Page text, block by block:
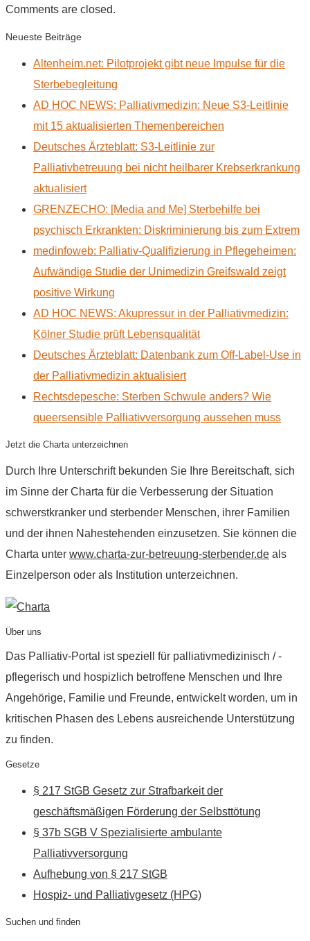
Comments are closed.
Neueste Beiträge
Altenheim.net: Pilotprojekt gibt neue Impulse für die
Sterbebegleitung
AD HOC NEWS: Palliativmedizin: Neue S3-Leitlinie
mit 15 aktualisierten Themenbereichen
Deutsches Ärzteblatt: S3-Leitlinie zur
Palliativbetreuung bei nicht heilbarer Krebserkrankung
aktualisiert
GRENZECHO: [Media and Me] Sterbehilfe bei
psychisch Erkrankten: Diskriminierung bis zum Extrem
medinfoweb: Palliativ-Qualifizierung in Pflegeheimen:
Aufwändige Studie der Unimedizin Greifswald zeigt
positive Wirkung
AD HOC NEWS: Akupressur in der Palliativmedizin:
Kölner Studie prüft Lebensqualität
Deutsches Ärzteblatt: Datenbank zum Off-Label-Use in
der Palliativmedizin aktualisiert
Rechtsdepesche: Sterben Schwule anders? Wie
queersensible Palliativversorgung aussehen muss
Jetzt die Charta unterzeichnen
Durch Ihre Unterschrift bekunden Sie Ihre Bereitschaft, sich
im Sinne der Charta für die Verbesserung der Situation
schwerstkranker und sterbender Menschen, ihrer Familien
und der ihnen Nahestehenden einzusetzen. Sie können die
Charta unter www.charta-zur-betreuung-sterbender.de als
Einzelperson oder als Institution unterzeichnen.
Über uns
Das Palliativ-Portal ist speziell für palliativmedizinisch / -
pflegerisch und hospizlich betroffene Menschen und Ihre
Angehörige, Familie und Freunde, entwickelt worden, um in
kritischen Phasen des Lebens ausreichende Unterstützung
zu finden.
Gesetze
§ 217 StGB Gesetz zur Strafbarkeit der
geschäftsmäßigen Förderung der Selbsttötung
§ 37b SGB V Spezialisierte ambulante
Palliativversorgung
Aufhebung von § 217 StGB
Hospiz- und Palliativgesetz (HPG)
Suchen und finden